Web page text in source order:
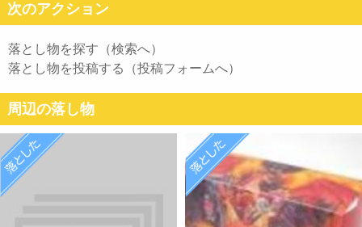
次のアクション
落とし物を探す（検索へ）
落とし物を投稿する（投稿フォームへ）
周辺の落し物